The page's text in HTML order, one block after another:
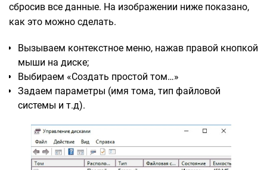
сбросив все данные. На изображении ниже показано,
как это можно сделать.
Вызываем контекстное меню, нажав правой кнопкой
мыши на диске;
Выбираем «Создать простой том…»
Задаем параметры (имя тома, тип файловой
системы и т.д).